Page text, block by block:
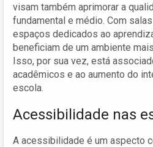
visam também aprimorar a
fundamental e médio. Com
espaços dedicados ao
beneficiam de um ambiente
Isso, por sua vez, está
acadêmicos e ao aumento do
escola.
Acessibilidade nas
A acessibilidade é um aspecto